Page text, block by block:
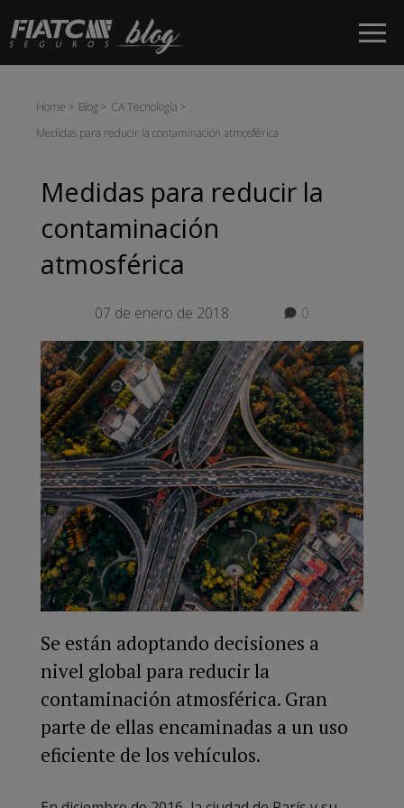
Saltar al contenido principal
Home Blog
CA Tecnología
Medidas para reducir la contaminación atmosférica
Medidas para reducir la
contaminación
atmosférica
07 de enero de 2018 0
Se están adoptando decisiones a
nivel global para reducir la
contaminación atmosférica. Gran
parte de ellas encaminadas a un uso
eficiente de los vehículos.